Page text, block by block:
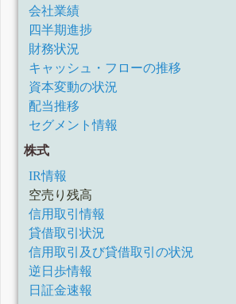
会社業績
四半期進捗
財務状況
キャッシュ・フローの推移
資本変動の状況
配当推移
セグメント情報
株式
IR情報
空売り残高
信用取引情報
貸借取引状況
信用取引及び貸借取引の状況
逆日歩情報
日証金速報